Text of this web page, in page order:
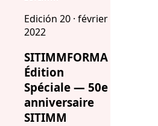
Edición 20 · février
2022
SITIMMFORMA
Édition
Spéciale — 50e
anniversaire
SITIMM